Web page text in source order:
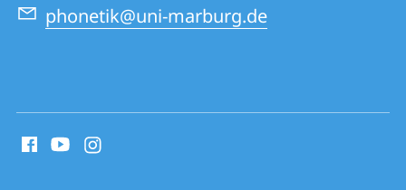
phonetik@uni-marburg.de
Media